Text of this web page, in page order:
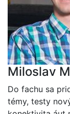
Miloslav
Do fachu sa
témy, testy